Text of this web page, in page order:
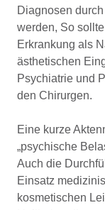
Diagnosen
werden, So
Erkrankung als
ästhetischen
Psychiatrie und
den Chirurgen.
Eine kurze
„psychische
Auch die
Einsatz
kosmetischen